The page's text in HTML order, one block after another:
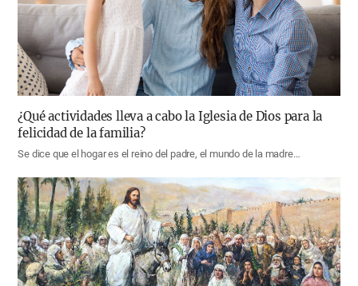
¿Qué actividades lleva a cabo la Iglesia de Dios para la
felicidad de la familia?
Se dice que el hogar es el reino del padre, el mundo de la madre…